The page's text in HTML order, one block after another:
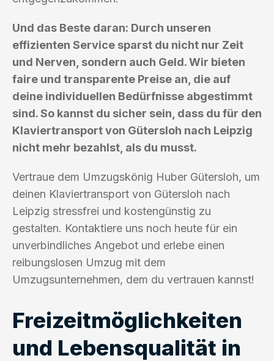
Und das Beste daran: Durch unseren
effizienten Service sparst du nicht nur Zeit
und Nerven, sondern auch Geld. Wir bieten
faire und transparente Preise an, die auf
deine individuellen Bedürfnisse abgestimmt
sind. So kannst du sicher sein, dass du für den
Klaviertransport von Gütersloh nach Leipzig
nicht mehr bezahlst, als du musst.
Vertraue dem Umzugskönig Huber Gütersloh, um
deinen Klaviertransport von Gütersloh nach
Leipzig stressfrei und kostengünstig zu
gestalten. Kontaktiere uns noch heute für ein
unverbindliches Angebot und erlebe einen
reibungslosen Umzug mit dem
Umzugsunternehmen, dem du vertrauen kannst!
Freizeitmöglichkeiten
und Lebensqualität in